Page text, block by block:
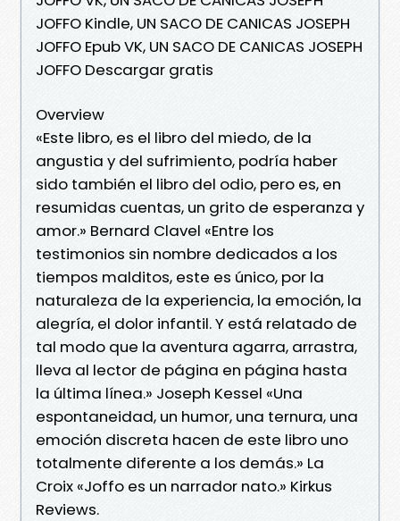
JOFFO Kindle, UN SACO DE CANICAS JOSEPH
JOFFO Epub VK, UN SACO DE CANICAS JOSEPH
JOFFO Descargar gratis
Overview
«Este libro, es el libro del miedo, de la
angustia y del sufrimiento, podría haber
sido también el libro del odio, pero es, en
resumidas cuentas, un grito de esperanza y
amor.» Bernard Clavel «Entre los
testimonios sin nombre dedicados a los
tiempos malditos, este es único, por la
naturaleza de la experiencia, la emoción, la
alegría, el dolor infantil. Y está relatado de
tal modo que la aventura agarra, arrastra,
lleva al lector de página en página hasta
la última línea.» Joseph Kessel «Una
espontaneidad, un humor, una ternura, una
emoción discreta hacen de este libro uno
totalmente diferente a los demás.» La
Croix «Joffo es un narrador nato.» Kirkus
Reviews.